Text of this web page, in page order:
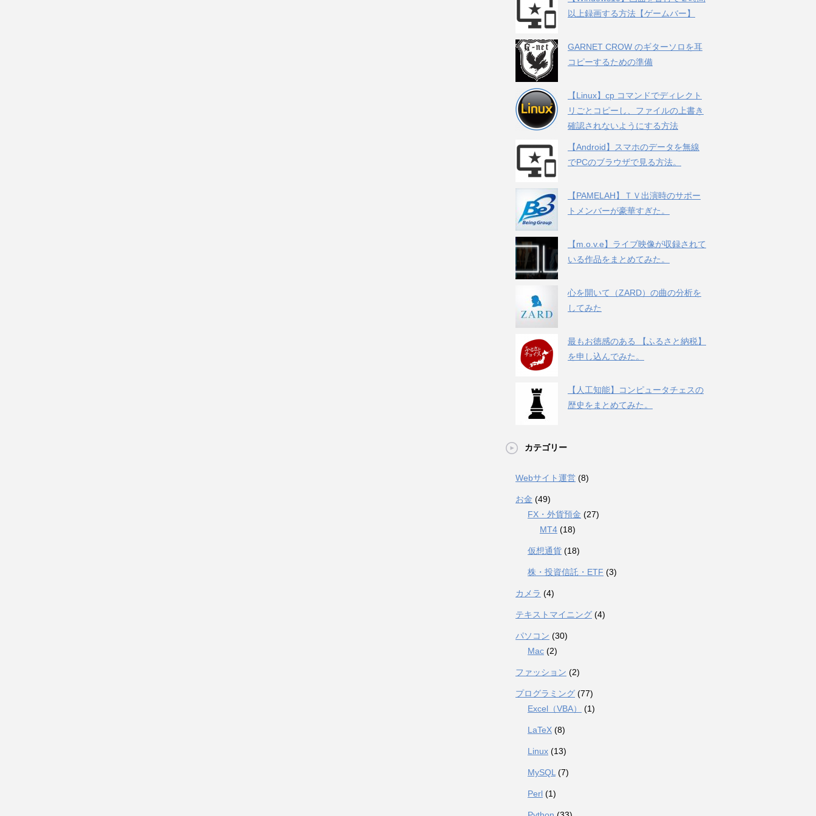
以上録画する方法【ゲームバー】
GARNET CROW のギターソロを耳
コピーするための準備
【Linux】cp コマンドでディレクト
リごとコピーし、ファイルの上書き
確認されないようにする方法
【Android】スマホのデータを無線
でPCのブラウザで見る方法。
【PAMELAH】ＴＶ出演時のサポー
トメンバーが豪華すぎた。
【m.o.v.e】ライブ映像が収録されて
いる作品をまとめてみた。
心を開いて（ZARD）の曲の分析を
してみた
最もお徳感のある 【ふるさと納税】
を申し込んでみた。
【人工知能】コンピュータチェスの
歴史をまとめてみた。
カテゴリー
Webサイト運営 (8)
お金 (49)
FX・外貨預金 (27)
MT4 (18)
仮想通貨 (18)
株・投資信託・ETF (3)
カメラ (4)
テキストマイニング (4)
パソコン (30)
Mac (2)
ファッション (2)
プログラミング (77)
Excel（VBA）
(1)
LaTeX (8)
Linux (13)
MySQL (7)
Perl (1)